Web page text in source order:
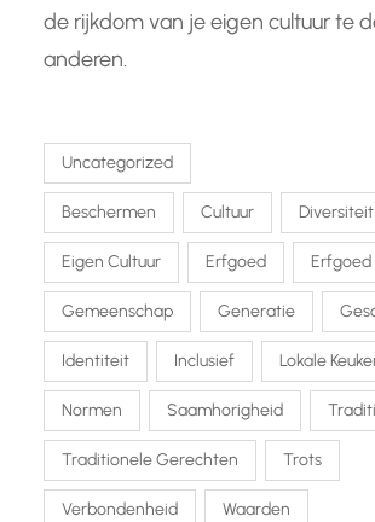
de rijkdom van je eigen cultuur te
anderen.
Uncategorized
Beschermen Cultuur Diversiteit
Eigen Cultuur Erfgoed Erfgoed
Gemeenschap Generatie
Identiteit Inclusief Lokale
Normen Saamhorigheid
Traditionele Gerechten Trots
Verbondenheid Waarden